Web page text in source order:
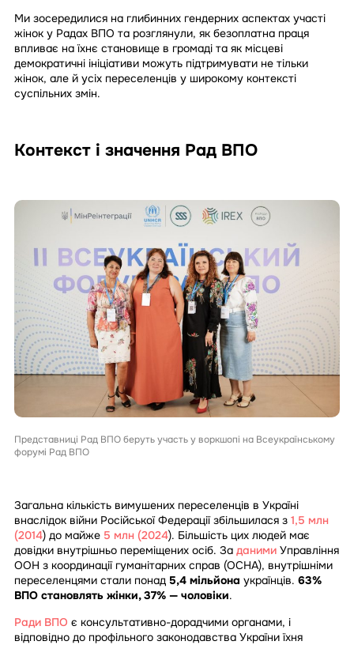
Ми зосередилися на глибинних гендерних аспектах участі
жінок у Радах ВПО та розглянули, як безоплатна праця
впливає на їхнє становище в громаді та як місцеві
демократичні ініціативи можуть підтримувати не тільки
жінок, але й усіх переселенців у широкому контексті
суспільних змін.
Контекст і значення Рад ВПО
Представниці Рад ВПО беруть участь у воркшопі на Всеукраїнському
форумі Рад ВПО
Загальна кількість вимушених переселенців в Україні
внаслідок війни Російської Федерації збільшилася з 1,5 млн
(2014) до майже 5 млн (2024). Більшість цих людей має
довідки внутрішньо переміщених осіб. За даними Управління
ООН з координації гуманітарних справ (OCHA), внутрішніми
переселенцями стали понад 5,4 мільйона українців. 63%
ВПО становлять жінки, 37% — чоловіки.
Ради ВПО є консультативно-дорадчими органами, і
відповідно до профільного законодавства України їхня